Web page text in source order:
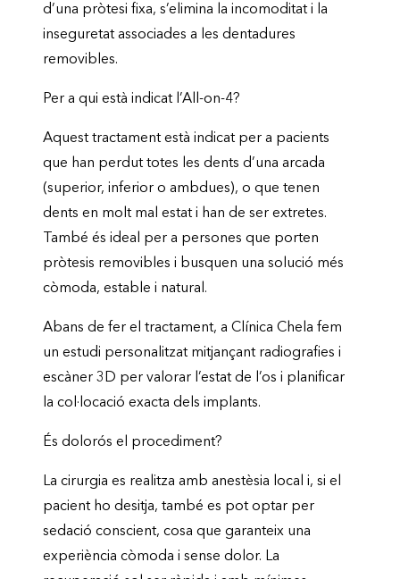
d’una pròtesi fixa, s’elimina la incomoditat i la
inseguretat associades a les dentadures
removibles.
Per a qui està indicat l’All-on-4?
Aquest tractament està indicat per a pacients
que han perdut totes les dents d’una arcada
(superior, inferior o ambdues), o que tenen
dents en molt mal estat i han de ser extretes.
També és ideal per a persones que porten
pròtesis removibles i busquen una solució més
còmoda, estable i natural.
Abans de fer el tractament, a Clínica Chela fem
un estudi personalitzat mitjançant radiografies i
escàner 3D per valorar l’estat de l’os i planificar
la col·locació exacta dels implants.
És dolorós el procediment?
La cirurgia es realitza amb anestèsia local i, si el
pacient ho desitja, també es pot optar per
sedació conscient, cosa que garanteix una
experiència còmoda i sense dolor. La